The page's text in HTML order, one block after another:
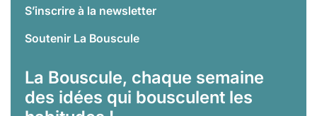
S’inscrire à la newsletter
Soutenir La Bouscule
La Bouscule, chaque semaine
des idées qui bousculent les